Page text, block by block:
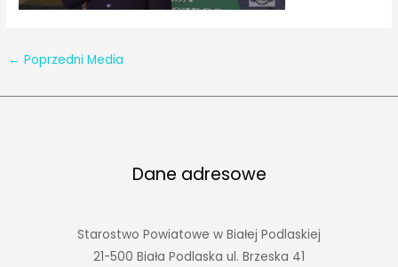
← Poprzedni Media
Dane adresowe
Starostwo Powiatowe w Białej Podlaskiej
21-500 Biała Podlaska ul. Brzeska 41